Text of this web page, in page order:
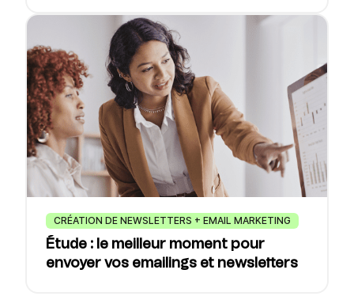
CRÉATION DE NEWSLETTERS + EMAIL MARKETING
Étude : le meilleur moment pour
envoyer vos emailings et newsletters